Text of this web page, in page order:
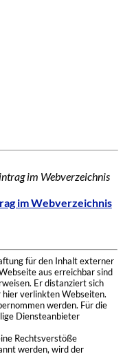
im Webverzeichnis
im Webverzeichnis
für den Inhalt externer
aus erreichbar sind
Er distanziert sich
verlinkten Webseiten.
werden. Für die
Diensteanbieter
Rechtsverstöße
werden, wird der